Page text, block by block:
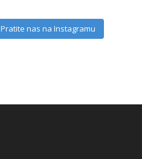
Pratite nas na Instagramu